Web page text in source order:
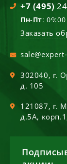
+7 (495)
Пн-Пт:
Заказать
302040, г.
д. 105
121087, г.
д.5А,